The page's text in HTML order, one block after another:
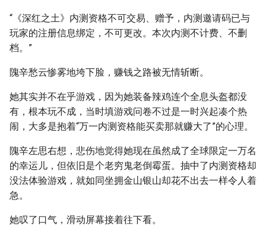
“《深红之土》内测资格不可交易、赠予，内测邀请码已与
玩家的注册信息绑定，不可更改。本次内测不计费、不删
档。”
隗辛愁云惨雾地垮下脸，赚钱之路被无情斩断。
她其实并不在乎游戏，因为她装备辣鸡连个全息头盔都没
有，根本玩不成，当时填游戏问卷不过是一时兴起凑个热
闹，大多是抱着“万一内测资格能买卖那就赚大了”的心理。
隗辛左思右想，悲伤地觉得她现在虽然成了全球限定一万名
的幸运儿，但依旧是个老穷鬼老倒霉蛋。抽中了内测资格却
没法体验游戏，就如同坐拥金山银山却花不出去一样令人着
急。
她叹了口气，滑动屏幕接着往下看。